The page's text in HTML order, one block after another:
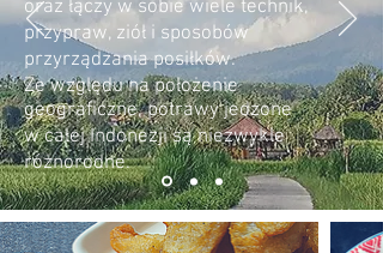
oraz łączy w sobie wiele technik,
przypraw, ziół i sposobów
przyrządzania posiłków.
Ze względu na położenie
geograficzne, potrawy jedzone
w całej Indonezji są niezwykle
różnorodne.